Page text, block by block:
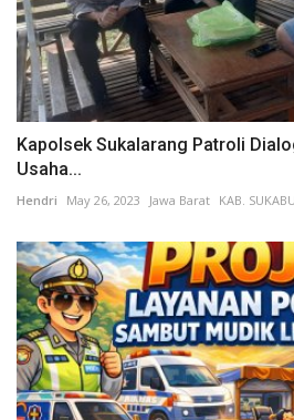
Kapolsek Sukalarang Patroli
Usaha...
Hendri May 26, 2023 Jawa Barat KAB.